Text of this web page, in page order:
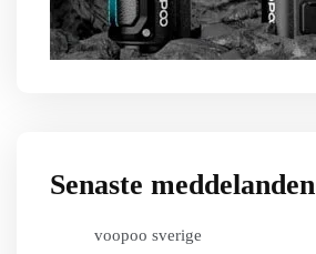
Senaste meddelanden
voopoo sverige